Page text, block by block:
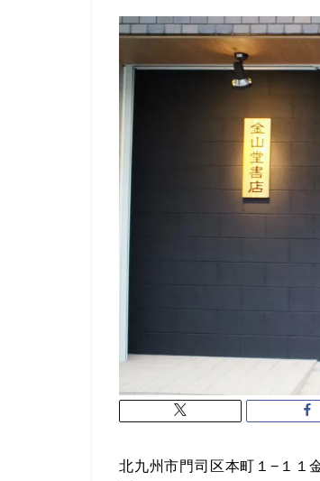
北九州市門司区本町１−１１